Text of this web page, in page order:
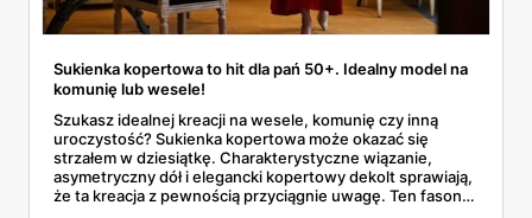
Sukienka kopertowa to hit dla pań 50+. Idealny model na
komunię lub wesele!
Szukasz idealnej kreacji na wesele, komunię czy inną
uroczystość? Sukienka kopertowa może okazać się
strzałem w dziesiątkę. Charakterystyczne wiązanie,
asymetryczny dół i elegancki kopertowy dekolt sprawiają,
że ta kreacja z pewnością przyciągnie uwagę. Ten fason